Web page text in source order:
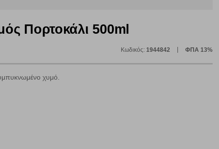
Πορτοκάλι 500ml
Κωδικός: 1944842 ΦΠΑ 13%
χυμό.